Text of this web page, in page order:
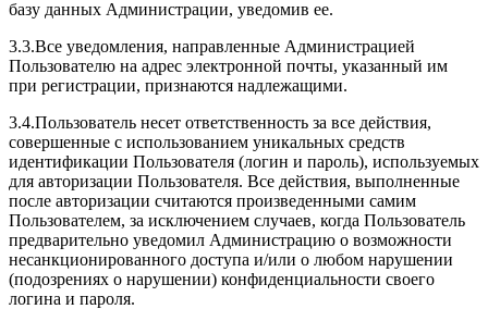
базу данных Администрации, уведомив ее.
3.3.Все уведомления, направленные Администрацией
Пользователю на адрес электронной почты, указанный им
при регистрации, признаются надлежащими.
3.4.Пользователь несет ответственность за все действия,
совершенные с использованием уникальных средств
идентификации Пользователя (логин и пароль), используемых
для авторизации Пользователя. Все действия, выполненные
после авторизации считаются произведенными самим
Пользователем, за исключением случаев, когда Пользователь
предварительно уведомил Администрацию о возможности
несанкционированного доступа и/или о любом нарушении
(подозрениях о нарушении) конфиденциальности своего
логина и пароля.